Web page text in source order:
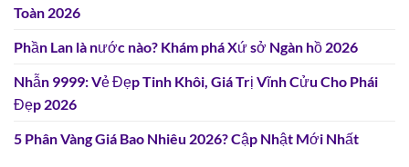
Toàn 2026
Phần Lan là nước nào? Khám phá Xứ sở Ngàn hồ 2026
Nhẫn 9999: Vẻ Đẹp Tinh Khôi, Giá Trị Vĩnh Cửu Cho Phái
Đẹp 2026
5 Phân Vàng Giá Bao Nhiêu 2026? Cập Nhật Mới Nhất